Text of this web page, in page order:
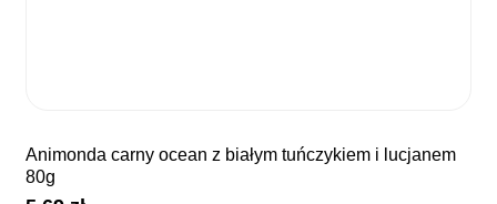
animonda carny ocean z białym tuńczykiem i lucjanem
80g